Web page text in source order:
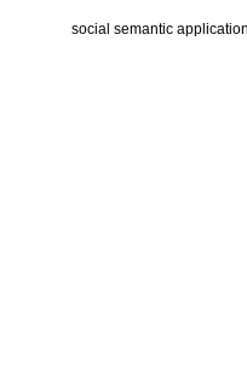
social semantic